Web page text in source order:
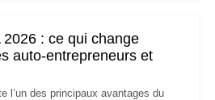
: ce qui change
auto-entrepreneurs et
l’un des principaux avantages du